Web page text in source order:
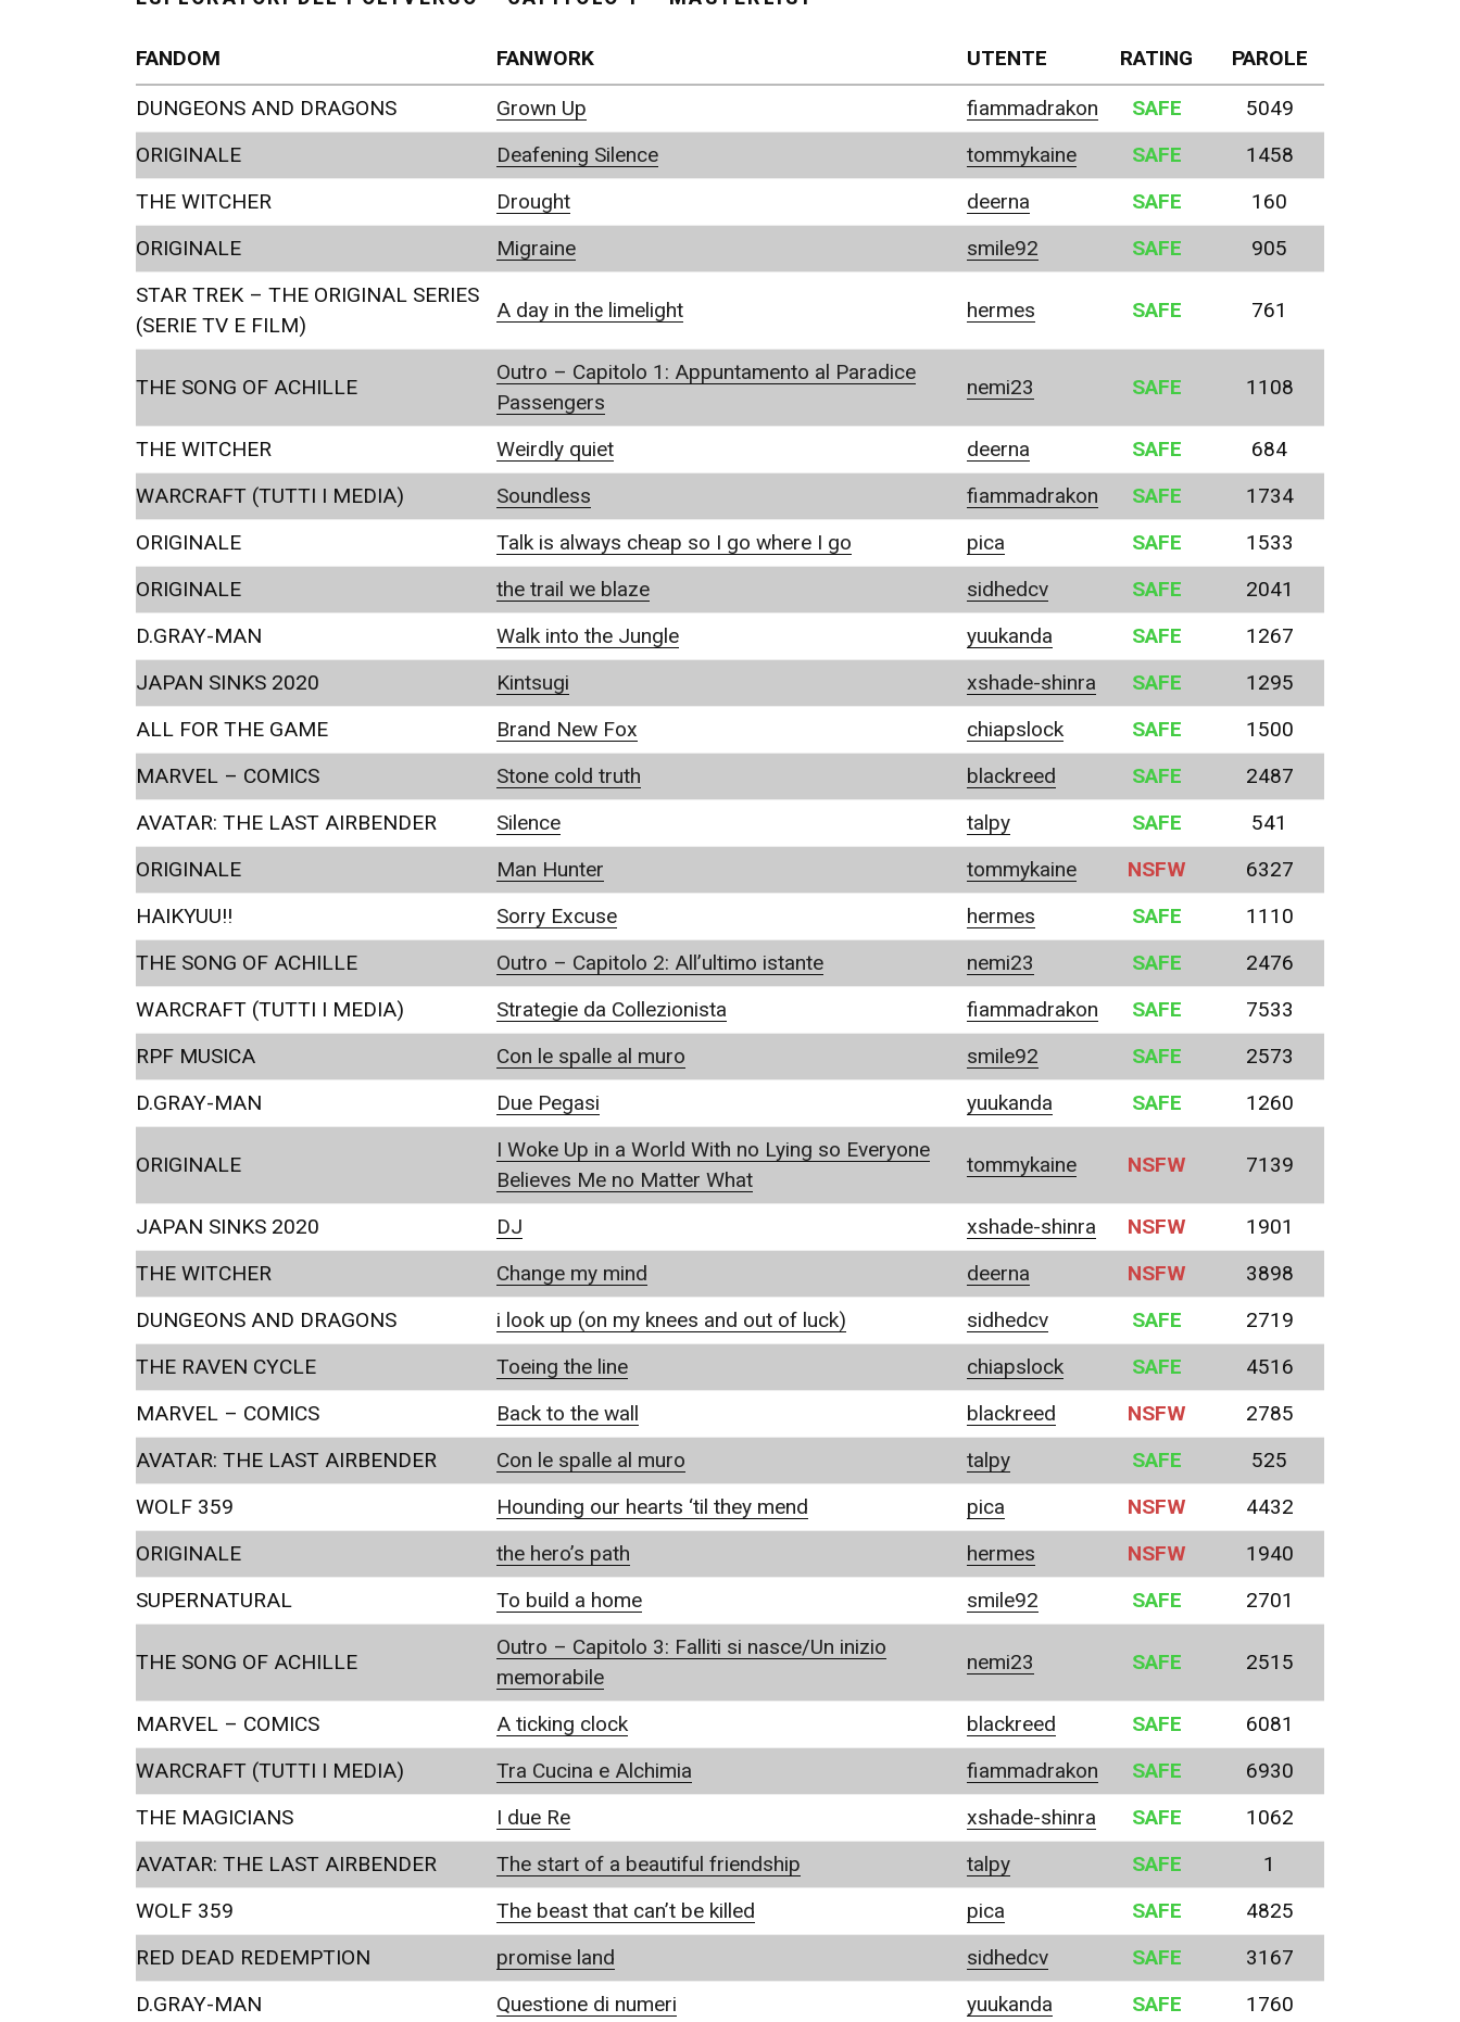
FANDOM FANWORK UTENTE RATING
PAROLE
DUNGEONS AND DRAGONS
Grown Up fiammadrakon SAFE
5049
ORIGINALE
Deafening Silence tommykaine SAFE
1458
THE WITCHER
Drought deerna SAFE
160
ORIGINALE
Migraine smile92 SAFE
905
STAR TREK – THE ORIGINAL SERIES
(SERIE TV E FILM)
A day in the limelight hermes SAFE 761
THE SONG OF ACHILLE
Outro – Capitolo 1: Appuntamento al Paradice
Passengers
nemi23 SAFE 1108
THE WITCHER Weirdly quiet deerna SAFE
684
WARCRAFT (TUTTI I MEDIA)
Soundless fiammadrakon SAFE
1734
ORIGINALE
Talk is always cheap so I go where I go pica SAFE
1533
ORIGINALE
the trail we blaze sidhedcv SAFE
2041
D.GRAY-MAN
Walk into the Jungle yuukanda SAFE
1267
JAPAN SINKS 2020
Kintsugi xshade-shinra SAFE
1295
ALL FOR THE GAME
Brand New Fox chiapslock SAFE
1500
MARVEL – COMICS
Stone cold truth blackreed SAFE
2487
AVATAR: THE LAST AIRBENDER
Silence talpy SAFE
541
ORIGINALE
Man Hunter tommykaine NSFW
6327
HAIKYUU!!
Sorry Excuse hermes SAFE
1110
THE SONG OF ACHILLE
Outro – Capitolo 2: All’ultimo istante nemi23 SAFE
2476
WARCRAFT (TUTTI I MEDIA)
Strategie da Collezionista fiammadrakon SAFE
7533
RPF MUSICA
Con le spalle al muro smile92 SAFE
2573
D.GRAY-MAN
Due Pegasi yuukanda SAFE 1260
ORIGINALE
I Woke Up in a World With no Lying so Everyone
Believes Me no Matter What
tommykaine NSFW 7139
JAPAN SINKS 2020 DJ xshade-shinra NSFW
1901
THE WITCHER
Change my mind deerna NSFW
3898
DUNGEONS AND DRAGONS
i look up (on my knees and out of luck) sidhedcv SAFE
2719
THE RAVEN CYCLE
Toeing the line chiapslock SAFE
4516
MARVEL – COMICS
Back to the wall blackreed NSFW
2785
AVATAR: THE LAST AIRBENDER
Con le spalle al muro talpy SAFE
525
WOLF 359
Hounding our hearts ‘til they mend pica NSFW
4432
ORIGINALE
the hero’s path hermes NSFW
1940
SUPERNATURAL
To build a home smile92 SAFE 2701
THE SONG OF ACHILLE
Outro – Capitolo 3: Falliti si nasce/Un inizio
memorabile
nemi23 SAFE 2515
MARVEL – COMICS A ticking clock blackreed SAFE
6081
WARCRAFT (TUTTI I MEDIA)
Tra Cucina e Alchimia fiammadrakon SAFE
6930
THE MAGICIANS
I due Re xshade-shinra SAFE
1062
AVATAR: THE LAST AIRBENDER
The start of a beautiful friendship talpy SAFE
1
WOLF 359
The beast that can’t be killed pica SAFE
4825
RED DEAD REDEMPTION
promise land sidhedcv SAFE
3167
D.GRAY-MAN
Questione di numeri yuukanda SAFE
1760